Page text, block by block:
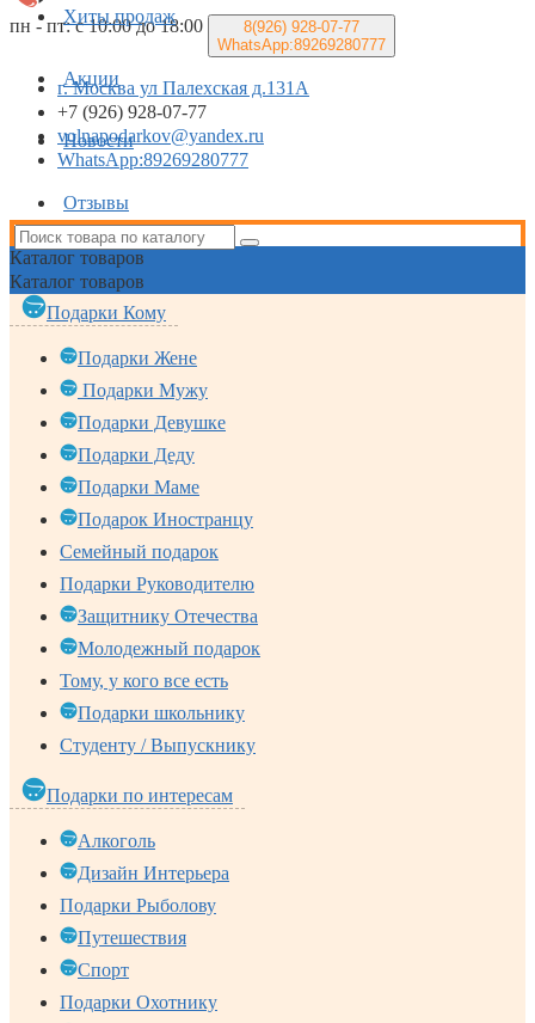
пн - пт: с 10:00 до 18:00 8(926) 928-07-77
WhatsApp:89269280777
г. Москва ул Палехская д.131А
+7 (926) 928-07-77
volnapodarkov@yandex.ru
WhatsApp:89269280777
Хиты продаж
Акции
Новости
Отзывы
Каталог товаров
Каталог товаров
Подарки Кому
Подарки Жене
Подарки Мужу
Подарки Девушке
Подарки Деду
Подарки Маме
Подарок Иностранцу
Семейный подарок
Подарки Руководителю
Защитнику Отечества
Молодежный подарок
Тому, у кого все есть
Подарки школьнику
Студенту / Выпускнику
Подарки по интересам
Алкоголь
Дизайн Интерьера
Подарки Рыболову
Путешествия
Спорт
Подарки Охотнику